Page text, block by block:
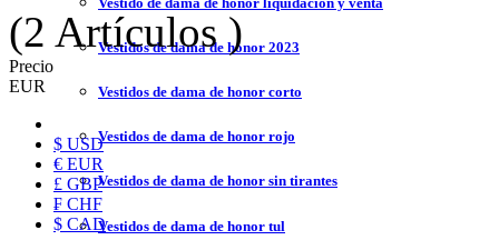
Vestidos de dama de honor 2023
Vestidos de dama de honor corto
Vestidos de dama de honor rojo
Vestidos de dama de honor sin tirantes
Vestidos de dama de honor tul
(2 Artículos )
Precio
EUR
$ USD
€ EUR
£ GBP
₣ CHF
$ CAD